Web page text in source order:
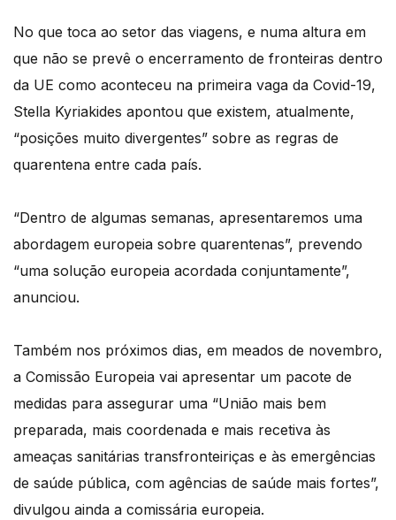
No que toca ao setor das viagens, e numa altura em
que não se prevê o encerramento de fronteiras dentro
da UE como aconteceu na primeira vaga da Covid-19,
Stella Kyriakides apontou que existem, atualmente,
“posições muito divergentes” sobre as regras de
quarentena entre cada país.
“Dentro de algumas semanas, apresentaremos uma
abordagem europeia sobre quarentenas”, prevendo
“uma solução europeia acordada conjuntamente”,
anunciou.
Também nos próximos dias, em meados de novembro,
a Comissão Europeia vai apresentar um pacote de
medidas para assegurar uma “União mais bem
preparada, mais coordenada e mais recetiva às
ameaças sanitárias transfronteiriças e às emergências
de saúde pública, com agências de saúde mais fortes”,
divulgou ainda a comissária europeia.